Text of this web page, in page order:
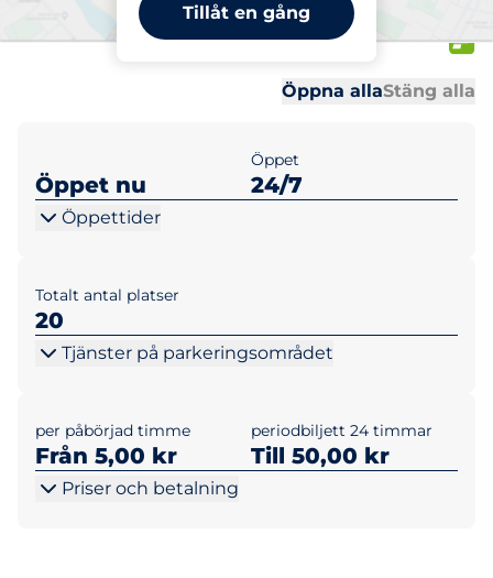
Tillåt en gång
137-179, 93-135
Öppna allaStäng alla
Öppet nu
Öppet
24/7
Öppettider
Totalt antal platser
20
Tjänster på parkeringsområdet
per påbörjad timme
Från 5,00 kr
periodbiljett 24 timmar
Till 50,00 kr
Priser och betalning